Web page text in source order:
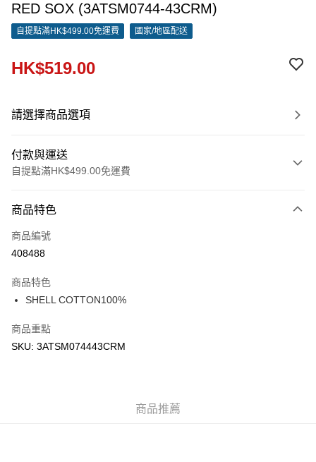
RED SOX (3ATSM0744-43CRM)
自提點滿HK$499.00免運費 國家/地區配送
HK$519.00
請選擇商品選項
付款與運送
自提點滿HK$499.00免運費
信用卡
Apple Pay
AlipayHK
WeChat Pay
商品特色
商品編號
408488
商品特色
SHELL COTTON100%
商品重點
SKU: 3ATSM074443CRM
商品推薦